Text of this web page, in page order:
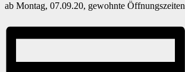
ab Montag, 07.09.20, gewohnte Öffnungszeiten